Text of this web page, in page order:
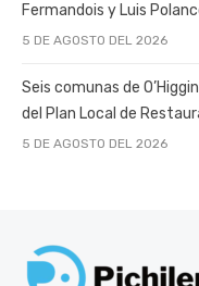
Fermandois y Luis
5 DE AGOSTO DEL 2026
Seis comunas de
del Plan Local de
5 DE AGOSTO DEL 2026